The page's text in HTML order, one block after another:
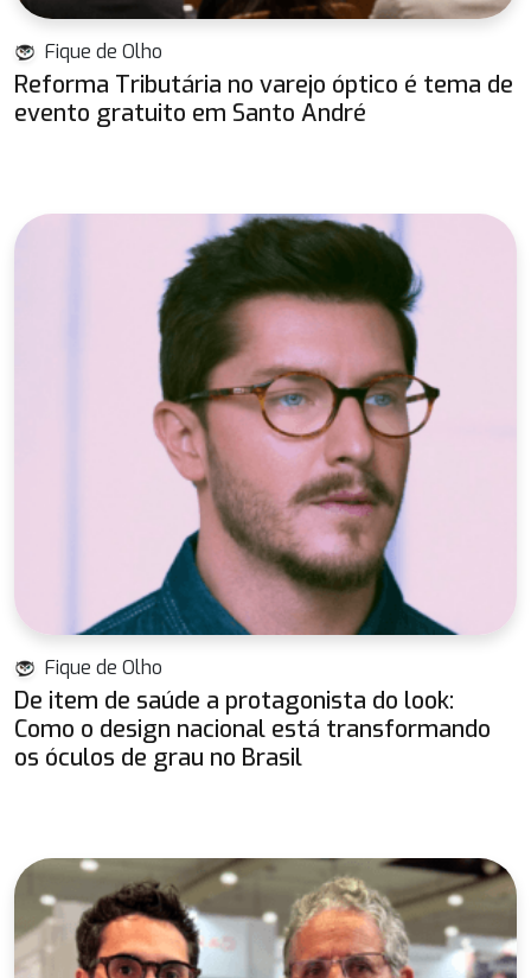
Fique de Olho
Reforma Tributária no varejo óptico é tema de
evento gratuito em Santo André
Fique de Olho
De item de saúde a protagonista do look:
Como o design nacional está transformando
os óculos de grau no Brasil